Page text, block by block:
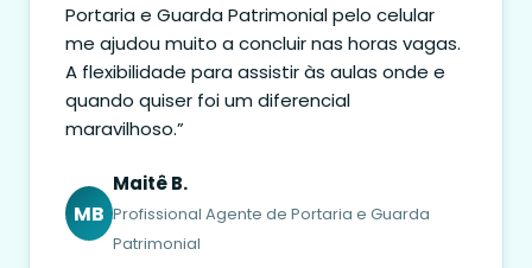
Portaria e Guarda Patrimonial pelo celular
me ajudou muito a concluir nas horas vagas.
A flexibilidade para assistir às aulas onde e
quando quiser foi um diferencial
maravilhoso.”
MB
Maitê B.
Profissional Agente de Portaria e Guarda
Patrimonial